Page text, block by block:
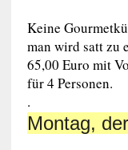
Keine
man wird satt zu
65,00 Euro mit
für 4 Personen.
.
Montag,